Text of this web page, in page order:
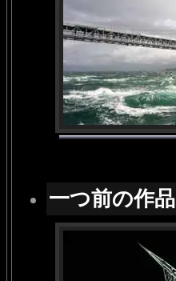
一つ前の作品